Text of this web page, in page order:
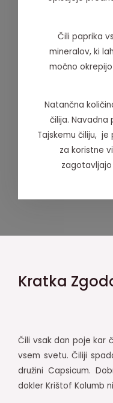
Čili paprika
mineralov, ki
močno
Natančna
čilija. Navadna
Tajskemu čiliju,
za koristne
Kratka
Čili vsak dan poje kar
vsem svetu. Čiliji
družini Capsicum.
dokler Krištof Kolumb